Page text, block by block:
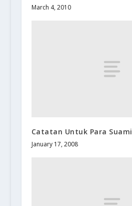
March 4, 2010
Catatan Untuk Para Suami
January 17, 2008